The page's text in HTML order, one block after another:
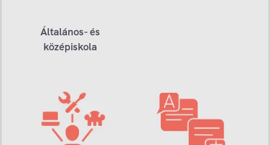
Általános- és
középiskola